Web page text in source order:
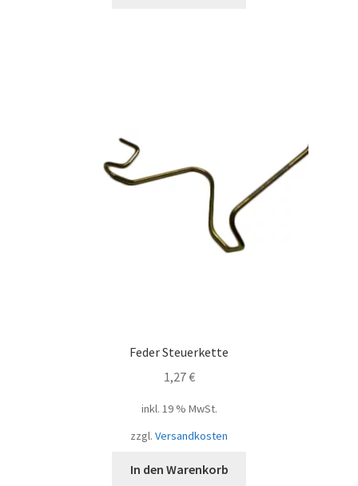
Feder Steuerkette
1,27€
inkl. 19 % MwSt.
zzgl. Versandkosten
In den Warenkorb